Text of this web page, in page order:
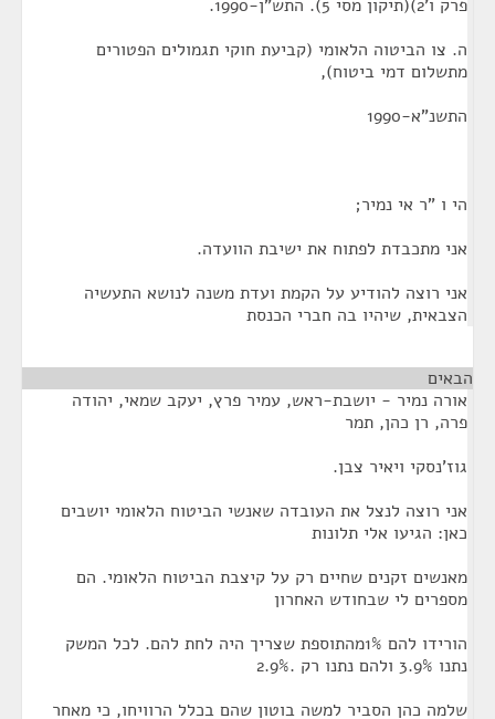
פרק ו'2)(תיקון מסי 5). התש"ן-1990.
ה. צו הביטוה הלאומי (קביעת חוקי תגמולים הפטורים
מתשלום דמי ביטוח),
התשנ"א-1990
הי ו "ר אי נמיר;
אני מתכבדת לפתוח את ישיבת הוועדה.
אני רוצה להודיע על הקמת ועדת משנה לנושא התעשיה
הצבאית, שיהיו בה חברי הכנסת
הבאים
אורה נמיר - יושבת-ראש, עמיר פרץ, יעקב שמאי, יהודה
פרה, רן כהן, תמר
גוז'נסקי ויאיר צבן.
אני רוצה לנצל את העובדה שאנשי הביטוח הלאומי יושבים
כאן: הגיעו אלי תלונות
מאנשים זקנים שחיים רק על קיצבת הביטוח הלאומי. הם
מספרים לי שבחודש האחרון
הורידו להם 1%מהתוספת שצריך היה לחת להם. לכל המשק
נתנו 3.9% ולהם נתנו רק .2.9%
שלמה כהן הסביר למשה בוטון שהם בכלל הרוויחו, כי מאחר